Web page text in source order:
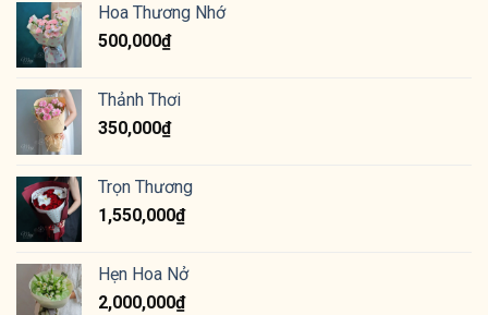
Hoa Thương Nhớ
500,000₫
Thảnh Thơi
350,000₫
Trọn Thương
1,550,000₫
Hẹn Hoa Nở
2,000,000₫